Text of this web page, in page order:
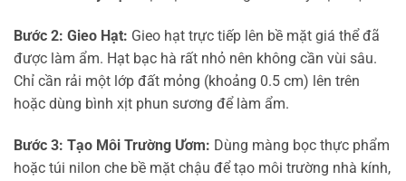
Bước 2: Gieo Hạt: Gieo hạt trực tiếp lên bề mặt giá thể đã
được làm ẩm. Hạt bạc hà rất nhỏ nên không cần vùi sâu.
Chỉ cần rải một lớp đất mỏng (khoảng 0.5 cm) lên trên
hoặc dùng bình xịt phun sương để làm ẩm.
Bước 3: Tạo Môi Trường Ươm: Dùng màng bọc thực phẩm
hoặc túi nilon che bề mặt chậu để tạo môi trường nhà kính,